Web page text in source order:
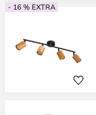
- 16 % EXTRA